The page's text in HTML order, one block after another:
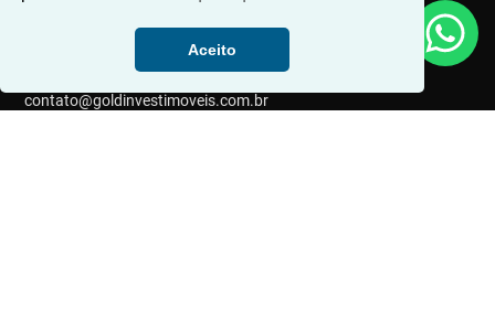
Aceito
contato@goldinvestimoveis.com.br